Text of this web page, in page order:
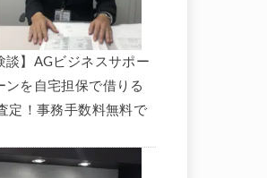
談】AGビジネスサポー
ンを自宅担保で借りる
定！事務手数料無料で